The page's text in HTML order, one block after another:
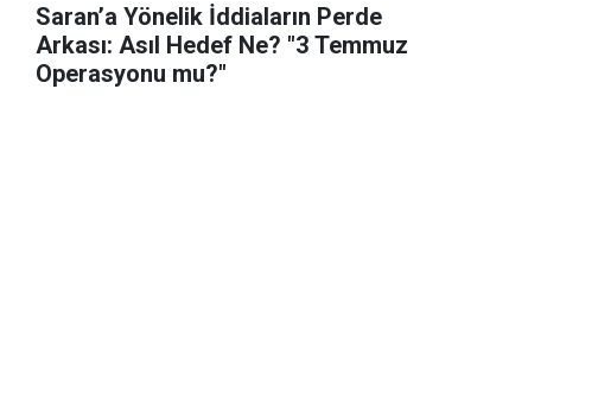
Saran’a Yönelik İddiaların Perde
Arkası: Asıl Hedef Ne? "3 Temmuz
Operasyonu mu?"